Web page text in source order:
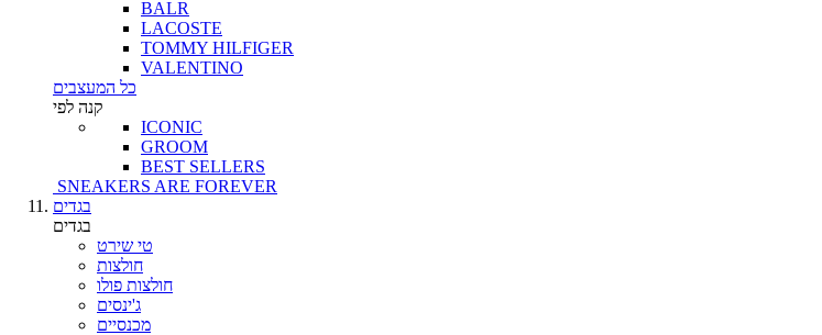
BALR
LACOSTE
TOMMY HILFIGER
VALENTINO
כל המעצבים
קנה לפי
ICONIC
GROOM
BEST SELLERS
SNEAKERS ARE FOREVER
בגדים
בגדים
טי שירט
חולצות
חולצות פולו
ג'ינסים
מכנסיים